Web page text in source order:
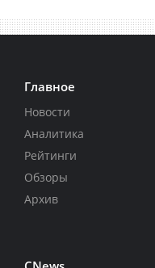
Главное
Новости
Аналитика
Рейтинги
Обзоры
Архив